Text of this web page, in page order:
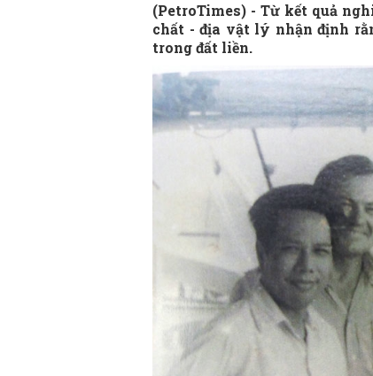
(PetroTimes) - Từ kết quả
chất - địa vật lý nhận định
trong đất liền.